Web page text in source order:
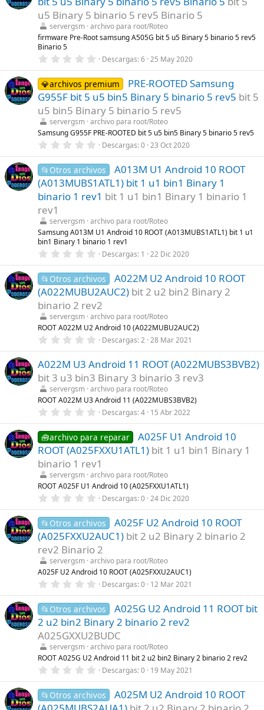
)s
t
r
e
l
s
)
u5 Binary 5 binario 5 rev5 Binario 5
servergsm archivo para root/Roteo
firmware Pre-Root samsung A505G bit 5 u5 Binary 5 binario 5 rev5
Binario 5
0
0
0
e
s
t
r
e
l
a
(
s
)
Descargas 6 25 May 2020
💎archivos premium
PRE-ROOTED Samsung
G955F bit 5 u5 bin5 Binary 5 binario 5 rev5 bit 5
u5 bin5 Binary 5 binario 5 rev5
servergsm archivo para root/Roteo
Samsung G955F PRE-ROOTED bit 5 u5 bin5 Binary 5 binario 5 rev5
0
0
0
e
s
t
r
l
l
a
(
s
Descargas 0 23 Oct 2020
📂Otros archivos
A013M U1 Android 10 ROOT
(A013MUBS1ATL1) bit 1 u1 bin1 Binary 1
binario 1 rev1 bit 1 u1 bin1 Binary 1 binario 1
rev1
servergsm archivo para root/Roteo
Samsung A013M U1 Android 10 ROOT (A013MUBS1ATL1) bit 1 u1
bin1 Binary 1 binario 1 rev1
0
0
0
e
s
t
r
e
l
a
(
s
)
Descargas 1 22 Dic 2020
📂Otros archivos
A022M U2 Android 10 ROOT
(A022MUBU2AUC2) bit 2 u2 bin2 Binary 2
binario 2 rev2
servergsm archivo para root/Roteo
ROOT A022M U2 Android 10 (A022MUBU2AUC2)
0
0
0
e
s
t
r
e
l
a
(
s
)
Descargas 2 28 Mar 2021
A022M U3 Android 11 ROOT (A022MUBS3BVB2)
bit 3 u3 bin3 Binary 3 binario 3 rev3
servergsm archivo para root/Roteo
ROOT A022M U3 Android 11 (A022MUBS3BVB2)
0
0
0
e
s
t
r
e
l
a
(
s
)
Descargas 4 15 Abr 2022
🧰archivo para reparar
A025F U1 Android 10
ROOT (A025FXXU1ATL1) bit 1 u1 bin1 Binary 1
binario 1 rev1
servergsm archivo para root/Roteo
ROOT A025F U1 Android 10 (A025FXXU1ATL1)
0
0
0
e
s
t
r
e
l
a
(
s
)
Descargas 0 24 Dic 2020
📂Otros archivos
A025F U2 Android 10 ROOT
(A025FXXU2AUC1) bit 2 u2 Binary 2 binario 2
rev2 Binario 2
servergsm archivo para root/Roteo
A025F U2 Android 10 ROOT (A025FXXU2AUC1)
0
0
0
e
s
t
r
e
l
a
(
s
)
Descargas 0 12 Mar 2021
📂Otros archivos
A025G U2 Android 11 ROOT bit
2 u2 bin2 Binary 2 binario 2 rev2
A025GXXU2BUDC
servergsm archivo para root/Roteo
ROOT A025G U2 Android 11 bit 2 u2 bin2 Binary 2 binario 2 rev2
0
0
0
e
Descargas 0 19 May 2021
📂Otros archivos
A025M U2 Android 10 ROOT